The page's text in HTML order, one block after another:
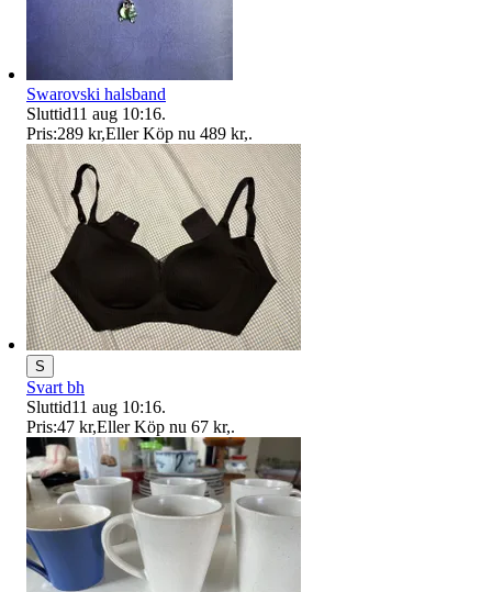
Swarovski halsband
Sluttid11 aug 10:16.
Pris:289 kr,Eller Köp nu 489 kr,.
S
Svart bh
Sluttid11 aug 10:16.
Pris:47 kr,Eller Köp nu 67 kr,.